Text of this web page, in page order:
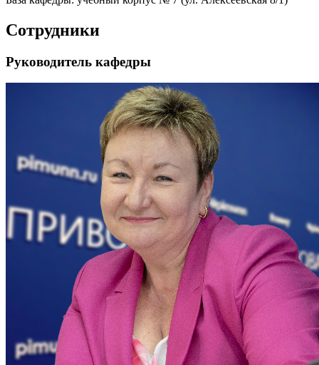
Сотрудники
Руководитель кафедры